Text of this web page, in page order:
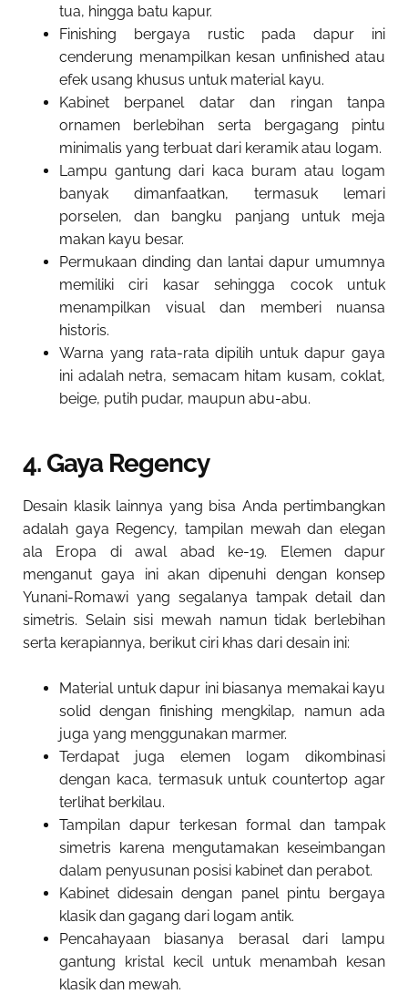
tua, hingga batu kapur.
Finishing bergaya rustic pada dapur ini
cenderung menampilkan kesan unfinished atau
efek usang khusus untuk material kayu.
Kabinet berpanel datar dan ringan tanpa
ornamen berlebihan serta bergagang pintu
minimalis yang terbuat dari keramik atau logam.
Lampu gantung dari kaca buram atau logam
banyak dimanfaatkan, termasuk lemari
porselen, dan bangku panjang untuk meja
makan kayu besar.
Permukaan dinding dan lantai dapur umumnya
memiliki ciri kasar sehingga cocok untuk
menampilkan visual dan memberi nuansa
historis.
Warna yang rata-rata dipilih untuk dapur gaya
ini adalah netra, semacam hitam kusam, coklat,
beige, putih pudar, maupun abu-abu.
4. Gaya Regency
Desain klasik lainnya yang bisa Anda pertimbangkan
adalah gaya Regency, tampilan mewah dan elegan
ala Eropa di awal abad ke-19. Elemen dapur
menganut gaya ini akan dipenuhi dengan konsep
Yunani-Romawi yang segalanya tampak detail dan
simetris. Selain sisi mewah namun tidak berlebihan
serta kerapiannya, berikut ciri khas dari desain ini:
Material untuk dapur ini biasanya memakai kayu
solid dengan finishing mengkilap, namun ada
juga yang menggunakan marmer.
Terdapat juga elemen logam dikombinasi
dengan kaca, termasuk untuk countertop agar
terlihat berkilau.
Tampilan dapur terkesan formal dan tampak
simetris karena mengutamakan keseimbangan
dalam penyusunan posisi kabinet dan perabot.
Kabinet didesain dengan panel pintu bergaya
klasik dan gagang dari logam antik.
Pencahayaan biasanya berasal dari lampu
gantung kristal kecil untuk menambah kesan
klasik dan mewah.